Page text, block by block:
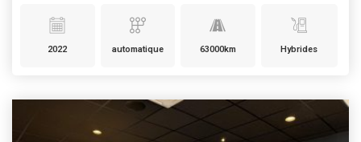
2022 automatique 63000km Hybrides